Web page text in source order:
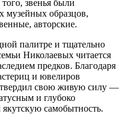
звенья были
музейных образцов,
авторские.
палитре и тщательно
Николаевых читается
предков. Благодаря
и ювелиров
свою живую силу —
и глубоко
самобытность.